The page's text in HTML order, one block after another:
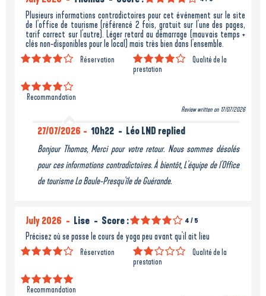
Plusieurs informations contradictoires pour cet événement sur le site
de l'office de tourisme (référencé 2 fois, gratuit sur l'une des pages,
tarif correct sur l'autre). Léger retard au démarrage (mauvais temps +
clés non-disponibles pour le local) mais très bien dans l'ensemble.
Réservation
Qualité de la
prestation
Recommandation
Review written on 17/07/2026
27/07/2026 10h22
Léo LND replied
Bonjour Thomas, Merci pour votre retour. Nous sommes désolés
pour ces informations contradictoires. À bientôt, L'équipe de l'Office
de tourisme La Baule-Presqu'île de Guérande.
July 2026 Lise Score : 4 / 5
Précisez où se passe le cours de yoga peu avant qu'il ait lieu
Réservation
Qualité de la
prestation
Recommandation